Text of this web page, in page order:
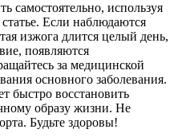
самостоятельно, используя
Если наблюдаются
изжога длится целый день,
появляются
за медицинской
основного заболевания.
быстро восстановить
образу жизни. Не
Будьте здоровы!